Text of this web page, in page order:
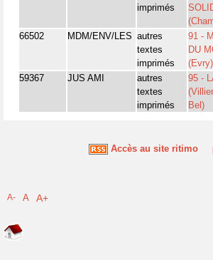
imprimés
66502 MDM/ENV/LES autres
textes
imprimés
91 -
DU
(Evry)
59367 JUS AMI
autres
textes
imprimés
95 -
Bel)
Accès au site ritimo
A- A A+